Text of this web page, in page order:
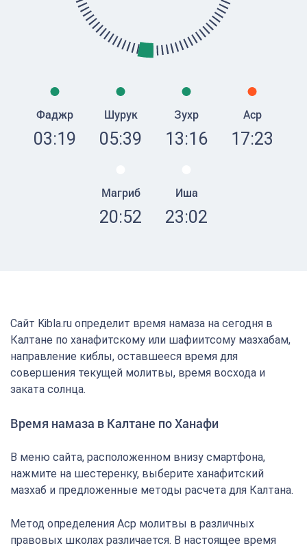
Фаджр
03:19
Шурук
05:39
Зухр
13:16
Аср
17:23
Магриб
20:52
Иша
23:02
Сайт Kibla.ru определит время намаза на сегодня в
Калтане по ханафитскому или шафиитсому мазхабам,
направление киблы, оставшееся время для
совершения текущей молитвы, время восхода и
заката солнца.
Время намаза в Калтане по Ханафи
В меню сайта, расположенном внизу смартфона,
нажмите на шестеренку, выберите ханафитский
мазхаб и предложенные методы расчета для Калтана.
Метод определения Аср молитвы в различных
правовых школах различается. В настоящее время